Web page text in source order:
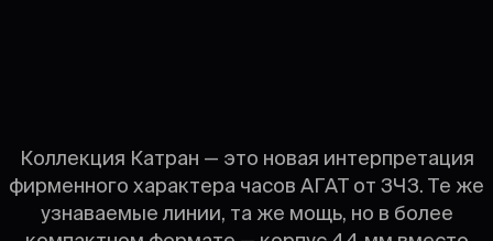
Коллекция Катран — это новая интерпретация
фирменного характера часов АГАТ от ЗЧЗ. Те же
узнаваемые линии, та же мощь, но в более